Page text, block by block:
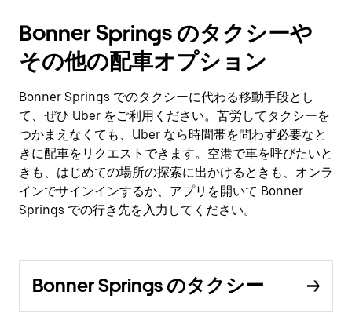
Bonner Springs のタクシーや
その他の配車オプション
Bonner Springs でのタクシーに代わる移動手段とし
て、ぜひ Uber をご利用ください。苦労してタクシーを
つかまえなくても、Uber なら時間帯を問わず必要なと
きに配車をリクエストできます。空港で車を呼びたいと
きも、はじめての場所の探索に出かけるときも、オンラ
インでサインインするか、アプリを開いて Bonner
Springs での行き先を入力してください。
Bonner Springs のタクシー